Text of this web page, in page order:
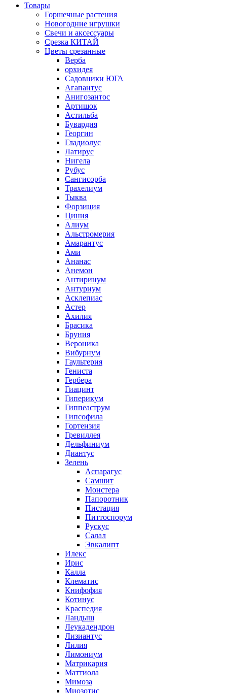
Товары
Горшечные растения
Новогодние игрушки
Свечи и аксессуары
Срезка КИТАЙ
Цветы срезанные
Верба
орхидея
Садовники ЮГА
Агапантус
Анигозантос
Артишок
Астильба
Бувардия
Георгин
Гладиолус
Латирус
Нигела
Рубус
Сангисорба
Трахелиум
Тыква
Форзиция
Циния
Алиум
Альстромерия
Амарантус
Ами
Ананас
Анемон
Антиринум
Антуриум
Асклепиас
Астер
Ахилия
Брасика
Бруния
Вероника
Вибурнум
Гаультерия
Гениста
Гербера
Гиацинт
Гиперикум
Гиппеаструм
Гипсофила
Гортензия
Гревиллея
Дельфиниум
Диантус
Зелень
Аспарагус
Самшит
Монстера
Папоротник
Пистация
Питтоспорум
Рускус
Салал
Эвкалипт
Илекс
Ирис
Калла
Клематис
Книфофия
Котинус
Краспедия
Ландыш
Леукадендрон
Лизиантус
Лилия
Лимониум
Матрикария
Маттиола
Мимоза
Миозотис